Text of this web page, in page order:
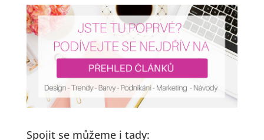
značky Vuch
Loading...
AI v interiérovém designu:
Proč ji zřejmě používáte
špatně a jak to změnit
Loading...
16:00
Rychloobrátkový design
versus kvalitní projekty: Jakou
14:20
Spojit se můžeme i tady: